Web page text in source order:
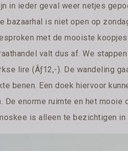
in ieder geval weer netjes
bazaarhal is niet open op
met de mooiste koopjes
valt dus af. We
lire (Âƒ12,-). De wandeling
benen. Een doek hiervoor
enorme ruimte en het mooie
is alleen te bezichtigen in